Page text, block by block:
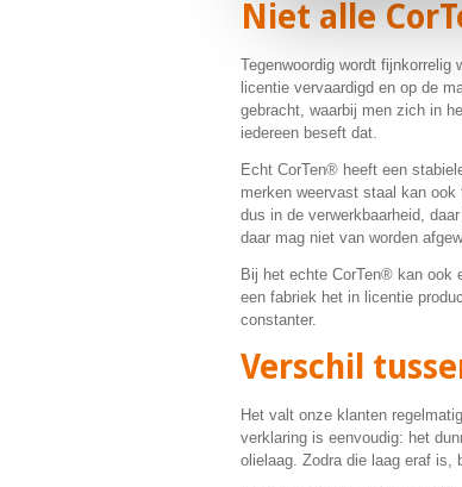
Niet alle
Tegenwoordig wordt
licentie vervaardigd en op de
gebracht, waarbij men zich in
iedereen beseft dat.
Echt CorTen® heeft een
merken weervast staal kan
dus in de verwerkbaarheid,
daar mag niet van worden
Bij het echte CorTen® kan ook
een fabriek het in licentie
constanter.
Verschil
Het valt onze klanten
verklaring is eenvoudig: het
olielaag. Zodra die laag eraf is,